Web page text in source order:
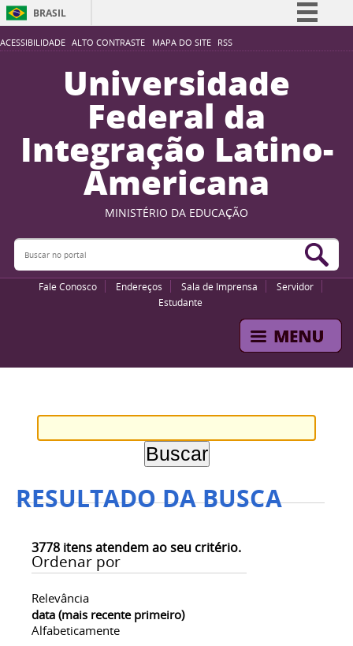
ACESSIBILIDADE ALTO CONTRASTE MAPA DO SITE RSS
BRASIL
Simplifique!
Participe
Acesso à informação
Legislação
Canais
Universidade
Federal da
Integração Latino-
Americana
MINISTÉRIO DA EDUCAÇÃO
Buscar no portal
Fale Conosco Endereços Sala de Imprensa
Servidor
Estudante
RESULTADO DA BUSCA
3778 itens atendem ao seu critério.
Ordenar por
Relevância
data (mais recente primeiro)
Alfabeticamente